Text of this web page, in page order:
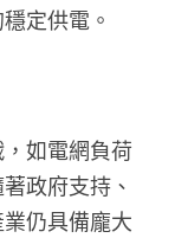
定供電。
如電網負荷
政府支持、
仍具備龐大